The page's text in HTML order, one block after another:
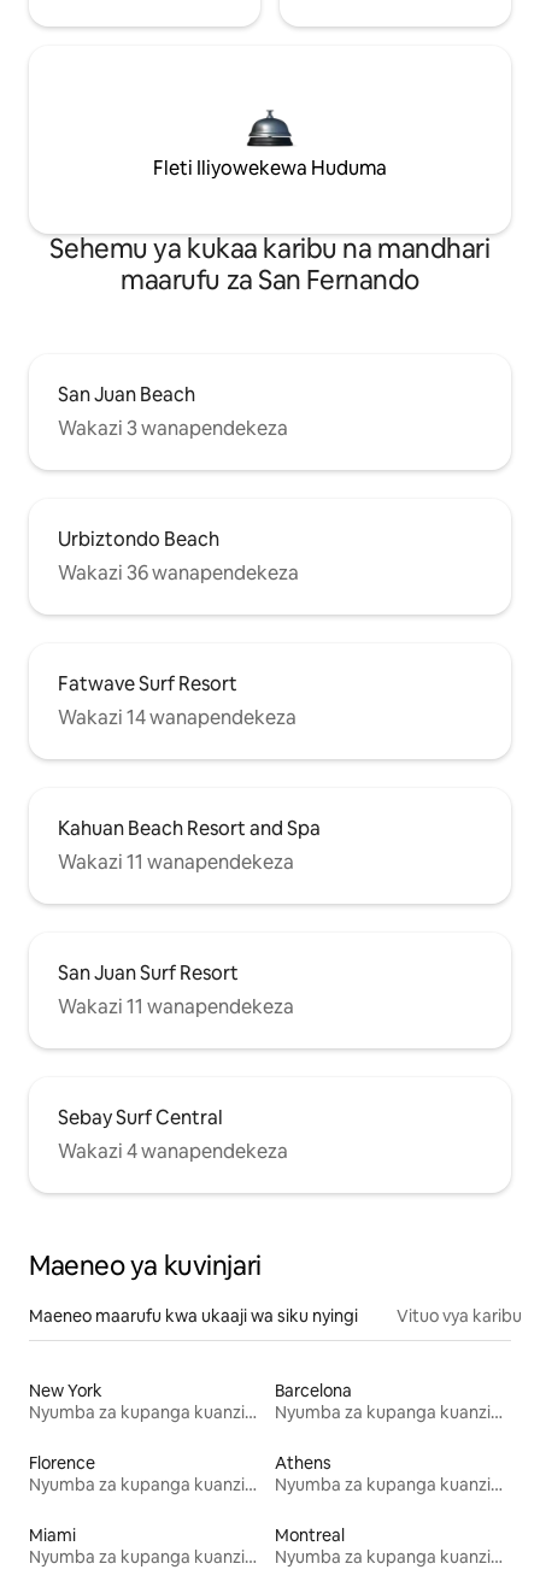
Fleti Iliyowekewa Huduma
Sehemu ya kukaa karibu na mandhari
maarufu za San Fernando
San Juan Beach
Wakazi 3 wanapendekeza
Urbiztondo Beach
Wakazi 36 wanapendekeza
Fatwave Surf Resort
Wakazi 14 wanapendekeza
Kahuan Beach Resort and Spa
Wakazi 11 wanapendekeza
San Juan Surf Resort
Wakazi 11 wanapendekeza
Sebay Surf Central
Wakazi 4 wanapendekeza
Maeneo ya kuvinjari
Maeneo maarufu kwa ukaaji wa siku nyingi Vituo vya karibu
New York
Nyumba za kupanga kuanzia mwezi mmoja
Barcelona
Nyumba za kupanga kuanzia mwezi mmoja
Florence
Nyumba za kupanga kuanzia mwezi mmoja
Athens
Nyumba za kupanga kuanzia mwezi mmoja
Miami
Nyumba za kupanga kuanzia mwezi mmoja
Montreal
Nyumba za kupanga kuanzia mwezi mmoja